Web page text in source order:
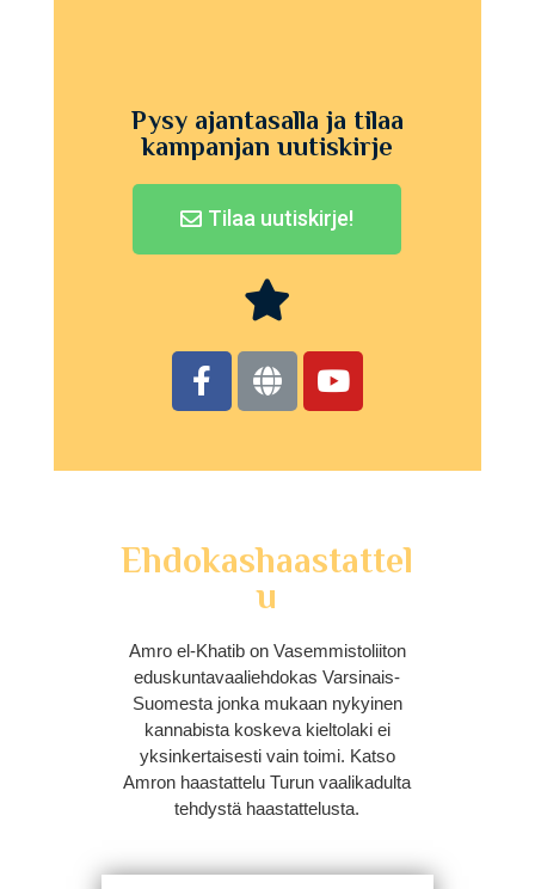
Pysy ajantasalla ja tilaa
kampanjan uutiskirje
Tilaa uutiskirje!
Ehdokashaastattel
u
Amro el-Khatib on Vasemmistoliiton
eduskuntavaaliehdokas Varsinais-
Suomesta jonka mukaan nykyinen
kannabista koskeva kieltolaki ei
yksinkertaisesti vain toimi. Katso
Amron haastattelu Turun vaalikadulta
tehdystä haastattelusta.